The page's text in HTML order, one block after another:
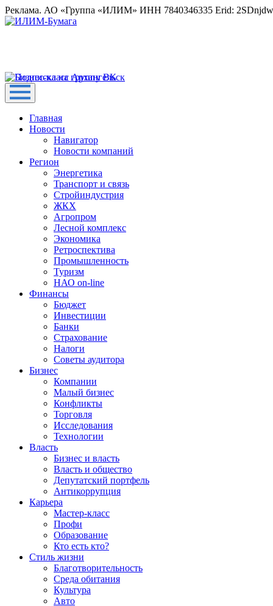
Реклама. АО «Группа «ИЛИМ» ИНН 7840346335 Erid:
Главная
Новости
Навигатор
Новости компаний
Регион
Энергетика
Транспорт и связь
Стройиндустрия
ЖКХ
Агропром
Лесной комплекс
Экономика
Ретроспектива
Промышленность
Туризм
НАО on-line
Финансы
Бюджет
Инвестиции
Банки
Страхование
Налоги
Советы аудитора
Бизнес
Компании
Малый бизнес
Конфликты
Торговля
Исследования
Технологии
Власть
Бизнес и власть
Власть и общество
Депутатский портфель
Антикоррупция
Карьера
Мастер-класс
Профи
Образование
Кто есть кто?
Стиль жизни
Благотворительность
Среда обитания
Культура
Авто